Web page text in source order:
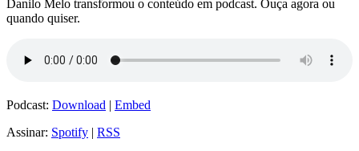
Danilo Melo transformou o conteúdo em podcast. Ouça agora ou
quando quiser.
Podcast: Download | Embed
Assinar: Spotify | RSS